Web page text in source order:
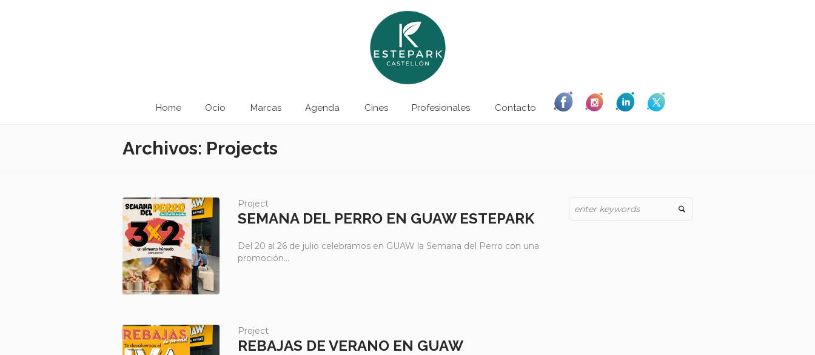
Home Ocio Marcas Agenda Cines Profesionales Contacto
Archivos: Projects
Project
SEMANA DEL PERRO EN GUAW ESTEPARK
Del 20 al 26 de julio celebramos en GUAW la Semana del Perro con una
promoción...
Project
REBAJAS DE VERANO EN GUAW